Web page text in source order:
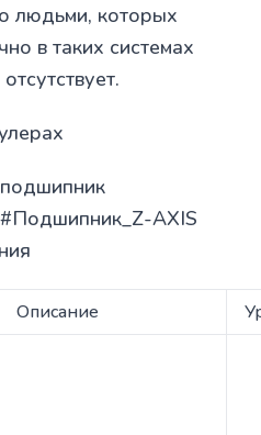
людьми, которых
в таких системах
AXIS
Описание